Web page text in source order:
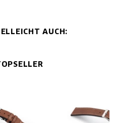
AUCH: